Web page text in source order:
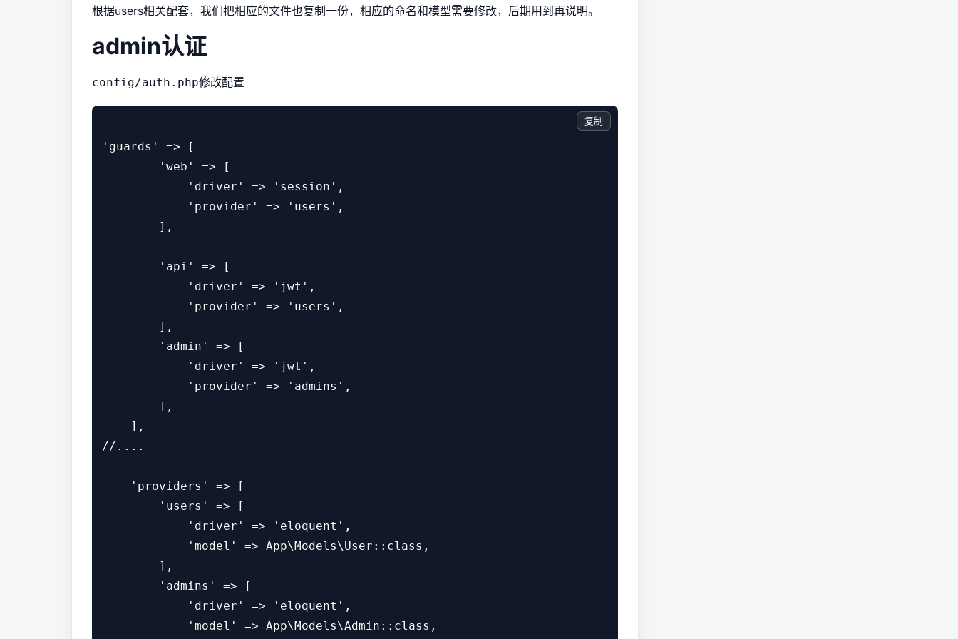
根据users相关配套，我们把相应的文件也复制一份，相应的命名和模型需要修改，后期用到再说明。
admin认证
config/auth.php修改配置
'guards' => [
        'web' => [
            'driver' => 'session',
            'provider' => 'users',
        ],
        'api' => [
            'driver' => 'jwt',
            'provider' => 'users',
        ],
        'admin' => [
            'driver' => 'jwt',
            'provider' => 'admins',
        ],
    ],
//....
    'providers' => [
        'users' => [
            'driver' => 'eloquent',
            'model' => App\Models\User::class,
        ],
        'admins' => [
            'driver' => 'eloquent',
            'model' => App\Models\Admin::class,
复制